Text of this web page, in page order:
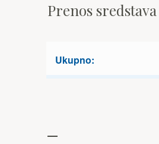
Prenos
Ukupno: